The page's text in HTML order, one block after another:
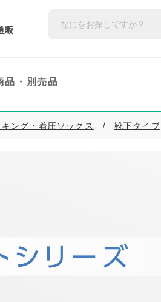
品・ 別売品
ング・着圧ソックス 靴下タイプ